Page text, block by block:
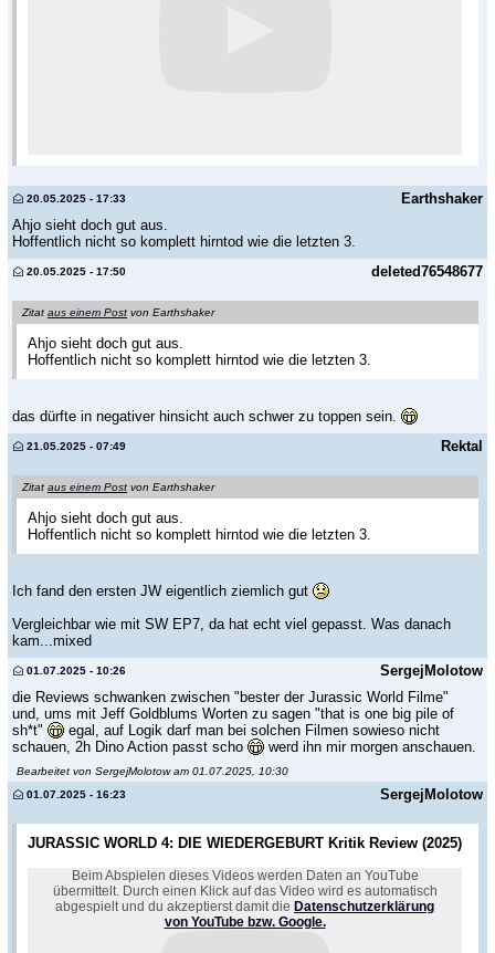
Earthshaker
20.05.2025 - 17:33
Ahjo sieht doch gut aus.
Hoffentlich nicht so komplett hirntod wie die letzten 3.
deleted76548677
20.05.2025 - 17:50
Zitat aus einem Post von Earthshaker
Ahjo sieht doch gut aus.
Hoffentlich nicht so komplett hirntod wie die letzten 3.
das dürfte in negativer hinsicht auch schwer zu toppen sein.
Rektal
21.05.2025 - 07:49
Zitat aus einem Post von Earthshaker
Ahjo sieht doch gut aus.
Hoffentlich nicht so komplett hirntod wie die letzten 3.
Ich fand den ersten JW eigentlich ziemlich gut
Vergleichbar wie mit SW EP7, da hat echt viel gepasst. Was danach
kam...mixed
SergejMolotow
01.07.2025 - 10:26
die Reviews schwanken zwischen "bester der Jurassic World Filme"
und, ums mit Jeff Goldblums Worten zu sagen "that is one big pile of
sh*t"
egal, auf Logik darf man bei solchen Filmen sowieso nicht
schauen, 2h Dino Action passt scho
werd ihn mir morgen anschauen.
Bearbeitet von SergejMolotow am 01.07.2025, 10:30
SergejMolotow
01.07.2025 - 16:23
JURASSIC WORLD 4: DIE WIEDERGEBURT Kritik Review (2025)
Beim Abspielen dieses Videos werden Daten an YouTube
übermittelt. Durch einen Klick auf das Video wird es automatisch
abgespielt und du akzeptierst damit die Datenschutzerklärung
von YouTube bzw. Google.